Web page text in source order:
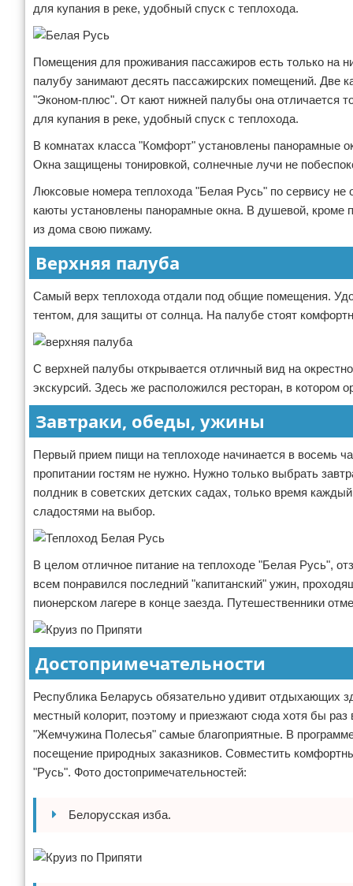
для купания в реке, удобный спуск с теплохода.
Помещения для проживания пассажиров есть только на
палубу занимают десять пассажирских помещений. Две
"Эконом-плюс". От кают нижней палубы она отличается
для купания в реке, удобный спуск с теплохода.
В комнатах класса "Комфорт" установлены панорамные
Окна защищены тонировкой, солнечные лучи не
Люксовые номера теплохода "Белая Русь" по сервису
каюты установлены панорамные окна. В душевой, кроме
из дома свою пижаму.
Верхняя палуба
Самый верх теплохода отдали под общие помещения.
тентом, для защиты от солнца. На палубе стоят
С верхней палубы открывается отличный вид на
экскурсий. Здесь же расположился ресторан, в котором
Завтраки, обеды, ужины
Первый прием пищи на теплоходе начинается в восемь
пропитании гостям не нужно. Нужно только выбрать
полдник в советских детских садах, только время
сладостями на выбор.
В целом отличное питание на теплоходе "Белая Русь",
всем понравился последний "капитанский" ужин,
пионерском лагере в конце заезда. Путешественники
Достопримечательности
Республика Беларусь обязательно удивит отдыхающих
местный колорит, поэтому и приезжают сюда хотя бы
"Жемчужина Полесья" самые благоприятные. В
посещение природных заказников. Совместить
"Русь". Фото достопримечательностей:
Белорусская изба.